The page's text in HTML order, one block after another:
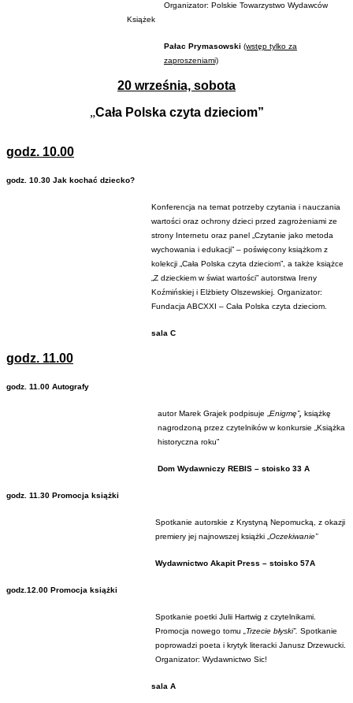
Organizator: Polskie Towarzystwo Wydawców
Książek
Pałac Prymasowski (wstęp tylko za
zaproszeniami)
20 września, sobota
„Cała Polska czyta dzieciom”
godz. 10.00
godz. 10.30 Jak kochać dziecko?
Konferencja na temat potrzeby czytania i nauczania
wartości oraz ochrony dzieci przed zagrożeniami ze
strony Internetu oraz panel „Czytanie jako metoda
wychowania i edukacji” – poświęcony książkom z
kolekcji „Cała Polska czyta dzieciom”, a także książce
„Z dzieckiem w świat wartości” autorstwa Ireny
Koźmińskiej i Elżbiety Olszewskiej. Organizator:
Fundacja ABCXXI – Cała Polska czyta dzieciom.
sala C
godz. 11.00
godz. 11.00 Autografy
autor Marek Grajek podpisuje „Enigmę”, książkę
nagrodzoną przez czytelników w konkursie „Książka
historyczna roku”
Dom Wydawniczy REBIS – stoisko 33 A
godz. 11.30 Promocja książki
Spotkanie autorskie z Krystyną Nepomucką, z okazji
premiery jej najnowszej książki „Oczekiwanie”
Wydawnictwo Akapit Press – stoisko 57A
godz.12.00 Promocja książki
Spotkanie poetki Julii Hartwig z czytelnikami.
Promocja nowego tomu „Trzecie błyski”. Spotkanie
poprowadzi poeta i krytyk literacki Janusz Drzewucki.
Organizator: Wydawnictwo Sic!
sala A